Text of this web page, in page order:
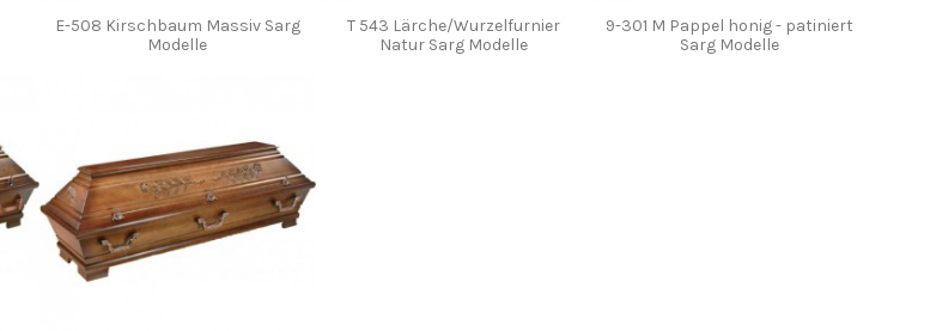
E-508 Kirschbaum Massiv Sarg
Modelle
T 543 Lärche/Wurzelfurnier
Natur Sarg Modelle
9-301 M Pappel honig - patiniert
Sarg Modelle